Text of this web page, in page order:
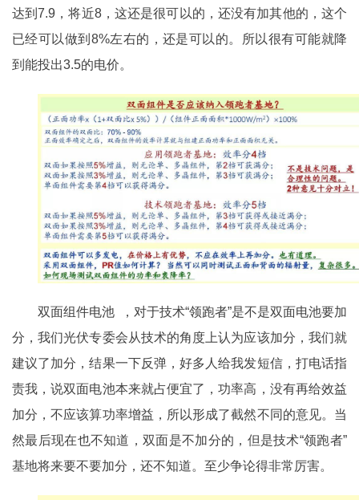
达到7.9，将近8，这还是很可以的，还没有加其他的，这个
已经可以做到8%左右的，还是可以的。所以很有可能就降
到能投出3.5的电价。
双面组件电池 ，对于技术“领跑者”是不是双面电池要加
分，我们光伏专委会从技术的角度上认为应该加分，我们就
建议了加分，结果一下反弹，好多人给我发短信，打电话指
责我，说双面电池本来就占便宜了，功率高，没有再给效益
加分，不应该算功率增益，所以形成了截然不同的意见。当
然最后现在也不知道，双面是不加分的，但是技术“领跑者”
基地将来要不要加分，还不知道。至少争论得非常厉害。